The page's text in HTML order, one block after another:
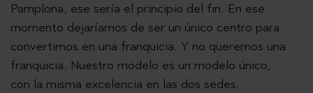
Pamplona, ese sería el principio del fin. En ese
momento dejaríamos de ser un único centro para
convertirnos en una franquicia. Y no queremos una
franquicia. Nuestro modelo es un modelo único,
con la misma excelencia en las dos sedes.